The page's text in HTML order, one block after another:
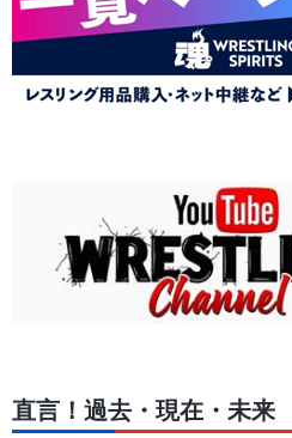
直言！過去・現在・未来